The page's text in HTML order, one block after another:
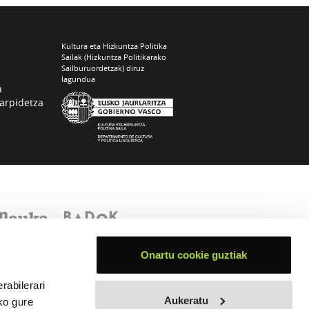
gure
Onartu cookie guztiak
Aukeratu
Kultura eta Hizkuntza Politika
Sailak (Hizkuntza Politikarako
Sailburuordetzak) diruz
lagundua